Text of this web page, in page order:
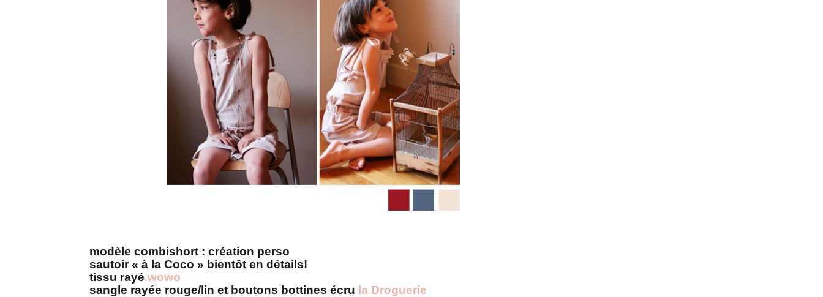
modèle combishort : création perso
sautoir « à la Coco » bientôt en détails!
tissu rayé wowo
sangle rayée rouge/lin et boutons bottines écru la Droguerie